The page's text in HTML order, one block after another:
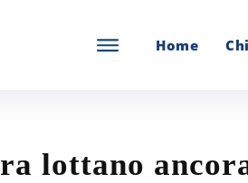
Home
lottano